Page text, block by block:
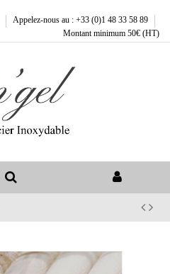
Appelez-nous au : +33 (0)1 48 33 58 89
Montant minimum 50€ (HT)